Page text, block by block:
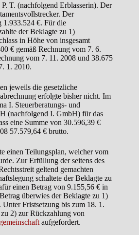
T. (nachfolgend Erblasserin). Der
Der
1.933.524 €. Für die
der Beklagte zu 1)
in Höhe von insgesamt
€ gemäß Rechnung vom 7. 6.
vom 7. 11. 2008 und 38.675
1. 2010.
jeweils die gesetzliche
erfolgte bisher nicht. Im
I. Steuerberatungs- und
(nachfolgend I. GmbH) für das
eine Summe von 30.596,39 €
57.579,64 € brutto.
einen Teilungsplan, welcher vom
Zur Erfüllung der seitens des
geltend gemachten
schaltete der Beklagte zu
einen Betrag von 9.155,56 € in
überwies der Beklagte zu 1)
Unter Fristsetzung bis zum 18. 1.
2) zur Rückzahlung von
aufgefordert.